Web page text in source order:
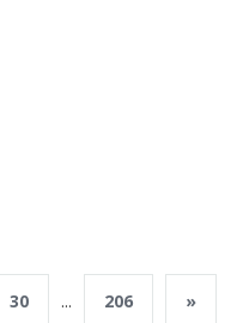
30 ... 206 »